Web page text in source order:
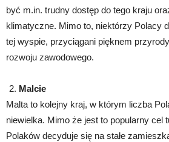
być m.in. trudny dostęp do tego kraju
klimatyczne. Mimo to, niektórzy Polacy
tej wyspie, przyciągani pięknem
rozwoju zawodowego.
Malcie
Malta to kolejny kraj, w którym liczba
niewielka. Mimo że jest to popularny cel
Polaków decyduje się na stałe